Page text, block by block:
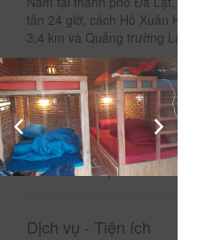
tân 24 giờ, cách Hồ Xuân Hương
3,4 km và Quảng trường Lâm
Tất cả phòng nghỉ tại đây đều
cảnh quan núi và phòng tắm
còn đi kèm bếp với lò nướng và lò
Bữa sáng kiểu Á được phục vụ
Duly Homestay cách Vườn hoa
nhất là sân bay Liên Khương,
Dịch vụ - Tiện ích